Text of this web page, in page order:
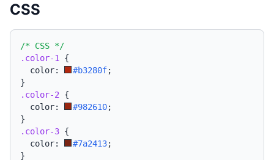
CSS
/* CSS */
.color-1
{
  color:
#b3280f;
}
.color-2 {
  color:
#982610;
}
.color-3 {
  color:
#7a2413;
}